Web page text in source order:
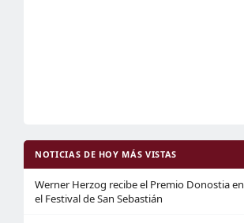
NOTICIAS DE HOY MÁS VISTAS
Werner Herzog recibe el Premio Donostia en
el Festival de San Sebastián